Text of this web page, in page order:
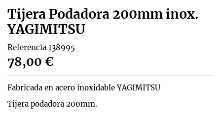
Tijera Podadora 200mm inox.
YAGIMITSU
Referencia 138995
78,00 €
Fabricada en acero inoxidable YAGIMITSU
Tijera podadora 200mm.